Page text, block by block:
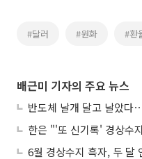
#달러 #원화 #환
배근미 기자의 주요 뉴스